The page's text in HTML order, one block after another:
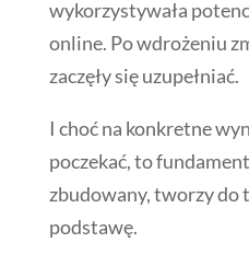
wykorzystywała
online. Po wdrożeniu
zaczęły się uzupełniać.
I choć na konkretne
poczekać, to
zbudowany, tworzy do
podstawę.